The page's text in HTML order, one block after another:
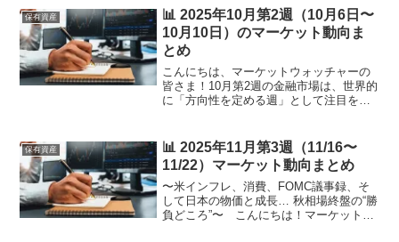
た。ミーナは広場の中心に設置された舞
台で、子どもたちへ歌の練習を...
保有資産
📊 2025年10月第2週（10月6日〜
10月10日）のマーケット動向ま
とめ
こんにちは、マーケットウォッチャーの
皆さま！10月第2週の金融市場は、世界的
に「方向性を定める週」として注目を集
はようやく落ち着きを取り戻しつつあり
ますが、今週は 「...
保有資産
📊 2025年11月第3週（11/16〜
11/22）マーケット動向まとめ
〜米インフレ、消費、FOMC議事録、そ
して日本の物価と成長… 秋相場終盤の“勝
負どころ”〜 こんにちは！マーケットウ